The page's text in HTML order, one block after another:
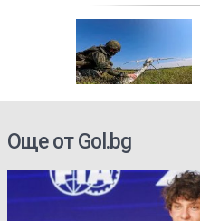
Още от Gol.bg